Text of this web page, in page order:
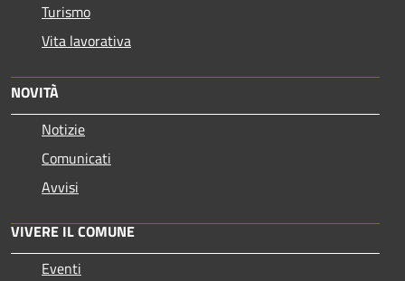
Turismo
Vita lavorativa
NOVITÀ
Notizie
Comunicati
Avvisi
VIVERE IL COMUNE
Eventi